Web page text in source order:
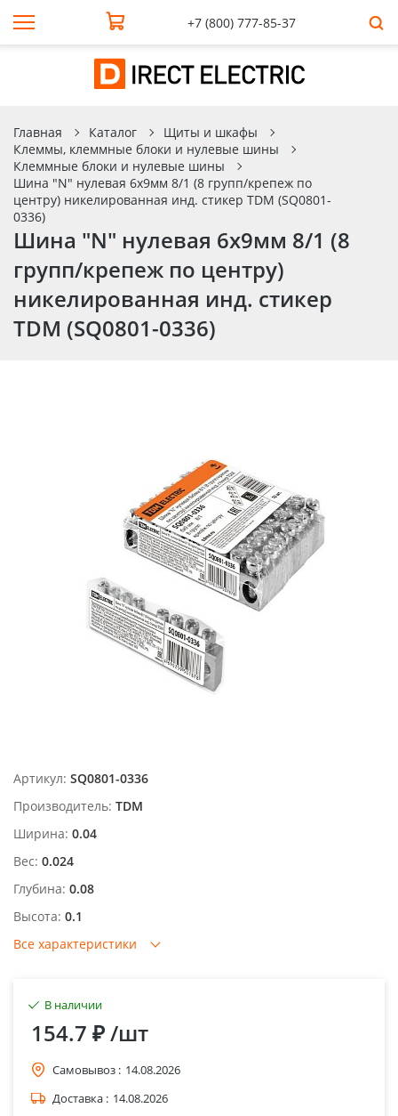
+7 (800) 777-85-37
Главная Каталог
Щиты и шкафы
Клеммы, клеммные блоки и нулевые шины
Клеммные блоки и нулевые шины
Шина "N" нулевая 6х9мм 8/1 (8 групп/крепеж по
центру) никелированная инд. стикер TDM (SQ0801-
0336)
Шина "N" нулевая 6х9мм 8/1 (8
групп/крепеж по центру)
никелированная инд. стикер
TDM (SQ0801-0336)
Артикул: SQ0801-0336
Производитель: TDM
Ширина: 0.04
Вес: 0.024
Глубина: 0.08
Высота: 0.1
Все характеристики
В наличии
154.7 ₽/шт
Самовывоз : 14.08.2026
Доставка : 14.08.2026